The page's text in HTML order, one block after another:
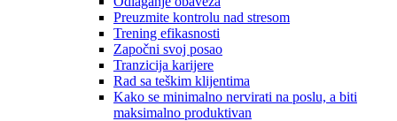
Preuzmite kontrolu nad stresom
Trening efikasnosti
Započni svoj posao
Tranzicija karijere
Rad sa teškim klijentima
Kako se minimalno nervirati na poslu, a biti
maksimalno produktivan